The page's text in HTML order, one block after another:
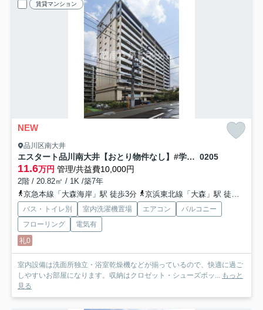
賃貸マンション
NEW
品川区南大井
エスタート品川南大井【おとり物件なし】#学生・社会人にオススメ！初期費用分割払いOK！ 0205
11.6万円 管理/共益費10,000円
2階 / 20.82㎡ / 1K /築7年
京急本線「大森海岸」駅 徒歩3分
京浜東北線「大森」駅 徒歩8分
バス・トイレ別 室内洗濯機置場 エアコン
バルコニー
フローリング
電気有
礼0
室内設備は洗面所独立・浴室乾燥機などが揃っているので、快適に過ご
しやすいお部屋になります。収納はクロゼット・シューズボッ...
もっと
見る